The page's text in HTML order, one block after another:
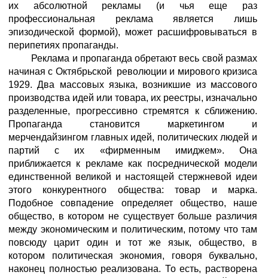
их абсолютной рекламы (и чья еще раз
профессиональная реклама является лишь
эпизодической формой), может расшифровываться в
перипетиях пропаганды.
Реклама и пропаганда обретают весь свой размах
начиная с Октябрьской революции и мирового кризиса
1929. Два массовых языка, возникшие из массового
производства идей или товара, их реестры, изначально
разделенные, прогрессивно стремятся к сближению.
Пропаганда становится маркетингом и
мерчендайзингом главных идей, политических людей и
партий с их «фирменным имиджем». Она
приближается к рекламе как посреднической модели
единственной великой и настоящей стержневой идеи
этого конкурентного общества: товар и марка.
Подобное совпадение определяет общество, наше
общество, в котором не существует больше различия
между экономическим и политическим, потому что там
повсюду царит один и тот же язык, общество, в
котором политическая экономия, говоря буквально,
наконец полностью реализована. То есть, растворена